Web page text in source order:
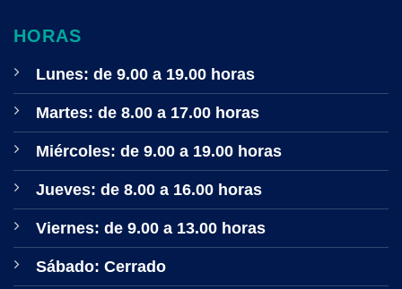
HORAS
Lunes: de 9.00 a 19.00 horas
Martes: de 8.00 a 17.00 horas
Miércoles: de 9.00 a 19.00 horas
Jueves: de 8.00 a 16.00 horas
Viernes: de 9.00 a 13.00 horas
Sábado: Cerrado